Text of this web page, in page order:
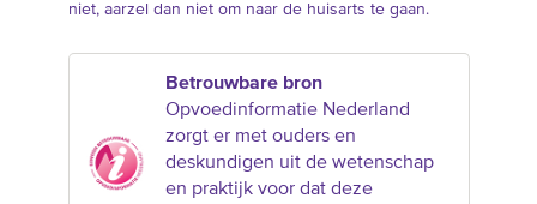
niet, aarzel dan niet om naar de huisarts te gaan.
Betrouwbare bron
Opvoedinformatie Nederland
zorgt er met ouders en
deskundigen uit de wetenschap
en praktijk voor dat deze